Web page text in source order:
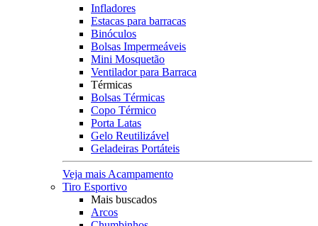
Infladores
Estacas para barracas
Binóculos
Bolsas Impermeáveis
Mini Mosquetão
Ventilador para Barraca
Térmicas
Bolsas Térmicas
Copo Térmico
Porta Latas
Gelo Reutilizável
Geladeiras Portáteis
Veja mais Acampamento
Tiro Esportivo
Mais buscados
Arcos